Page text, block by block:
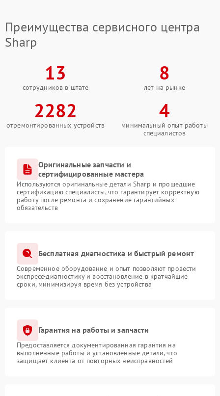
Преимущества сервисного центра
Sharp
13
сотрудников в штате
8
лет на рынке
2282
отремонтированных устройств
4
минимальный опыт работы
специалистов
Оригинальные запчасти и
сертифицированные мастера
Используются оригинальные детали Sharp и прошедшие
сертификацию специалисты, что гарантирует корректную
работу после ремонта и сохранение гарантийных
обязательств
Бесплатная диагностика и быстрый ремонт
Современное оборудование и опыт позволяют провести
экспресс-диагностику и восстановление в кратчайшие
сроки, минимизируя время без устройства
Гарантия на работы и запчасти
Предоставляется документированная гарантия на
выполненные работы и установленные детали, что
защищает клиента от повторных неисправностей